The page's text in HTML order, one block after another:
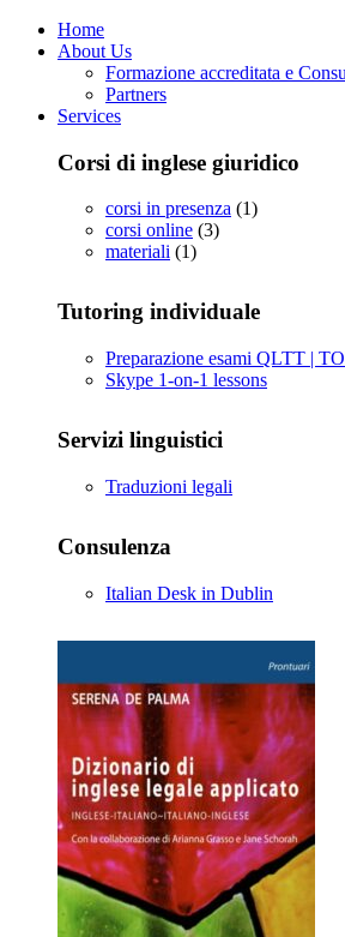
Home
About Us
Formazione accreditata e
Partners
Services
Corsi di inglese giuridico
corsi in presenza (1)
corsi online (3)
materiali (1)
Tutoring individuale
Preparazione esami QLTT |
Skype 1-on-1 lessons
Servizi linguistici
Traduzioni legali
Consulenza
Italian Desk in Dublin